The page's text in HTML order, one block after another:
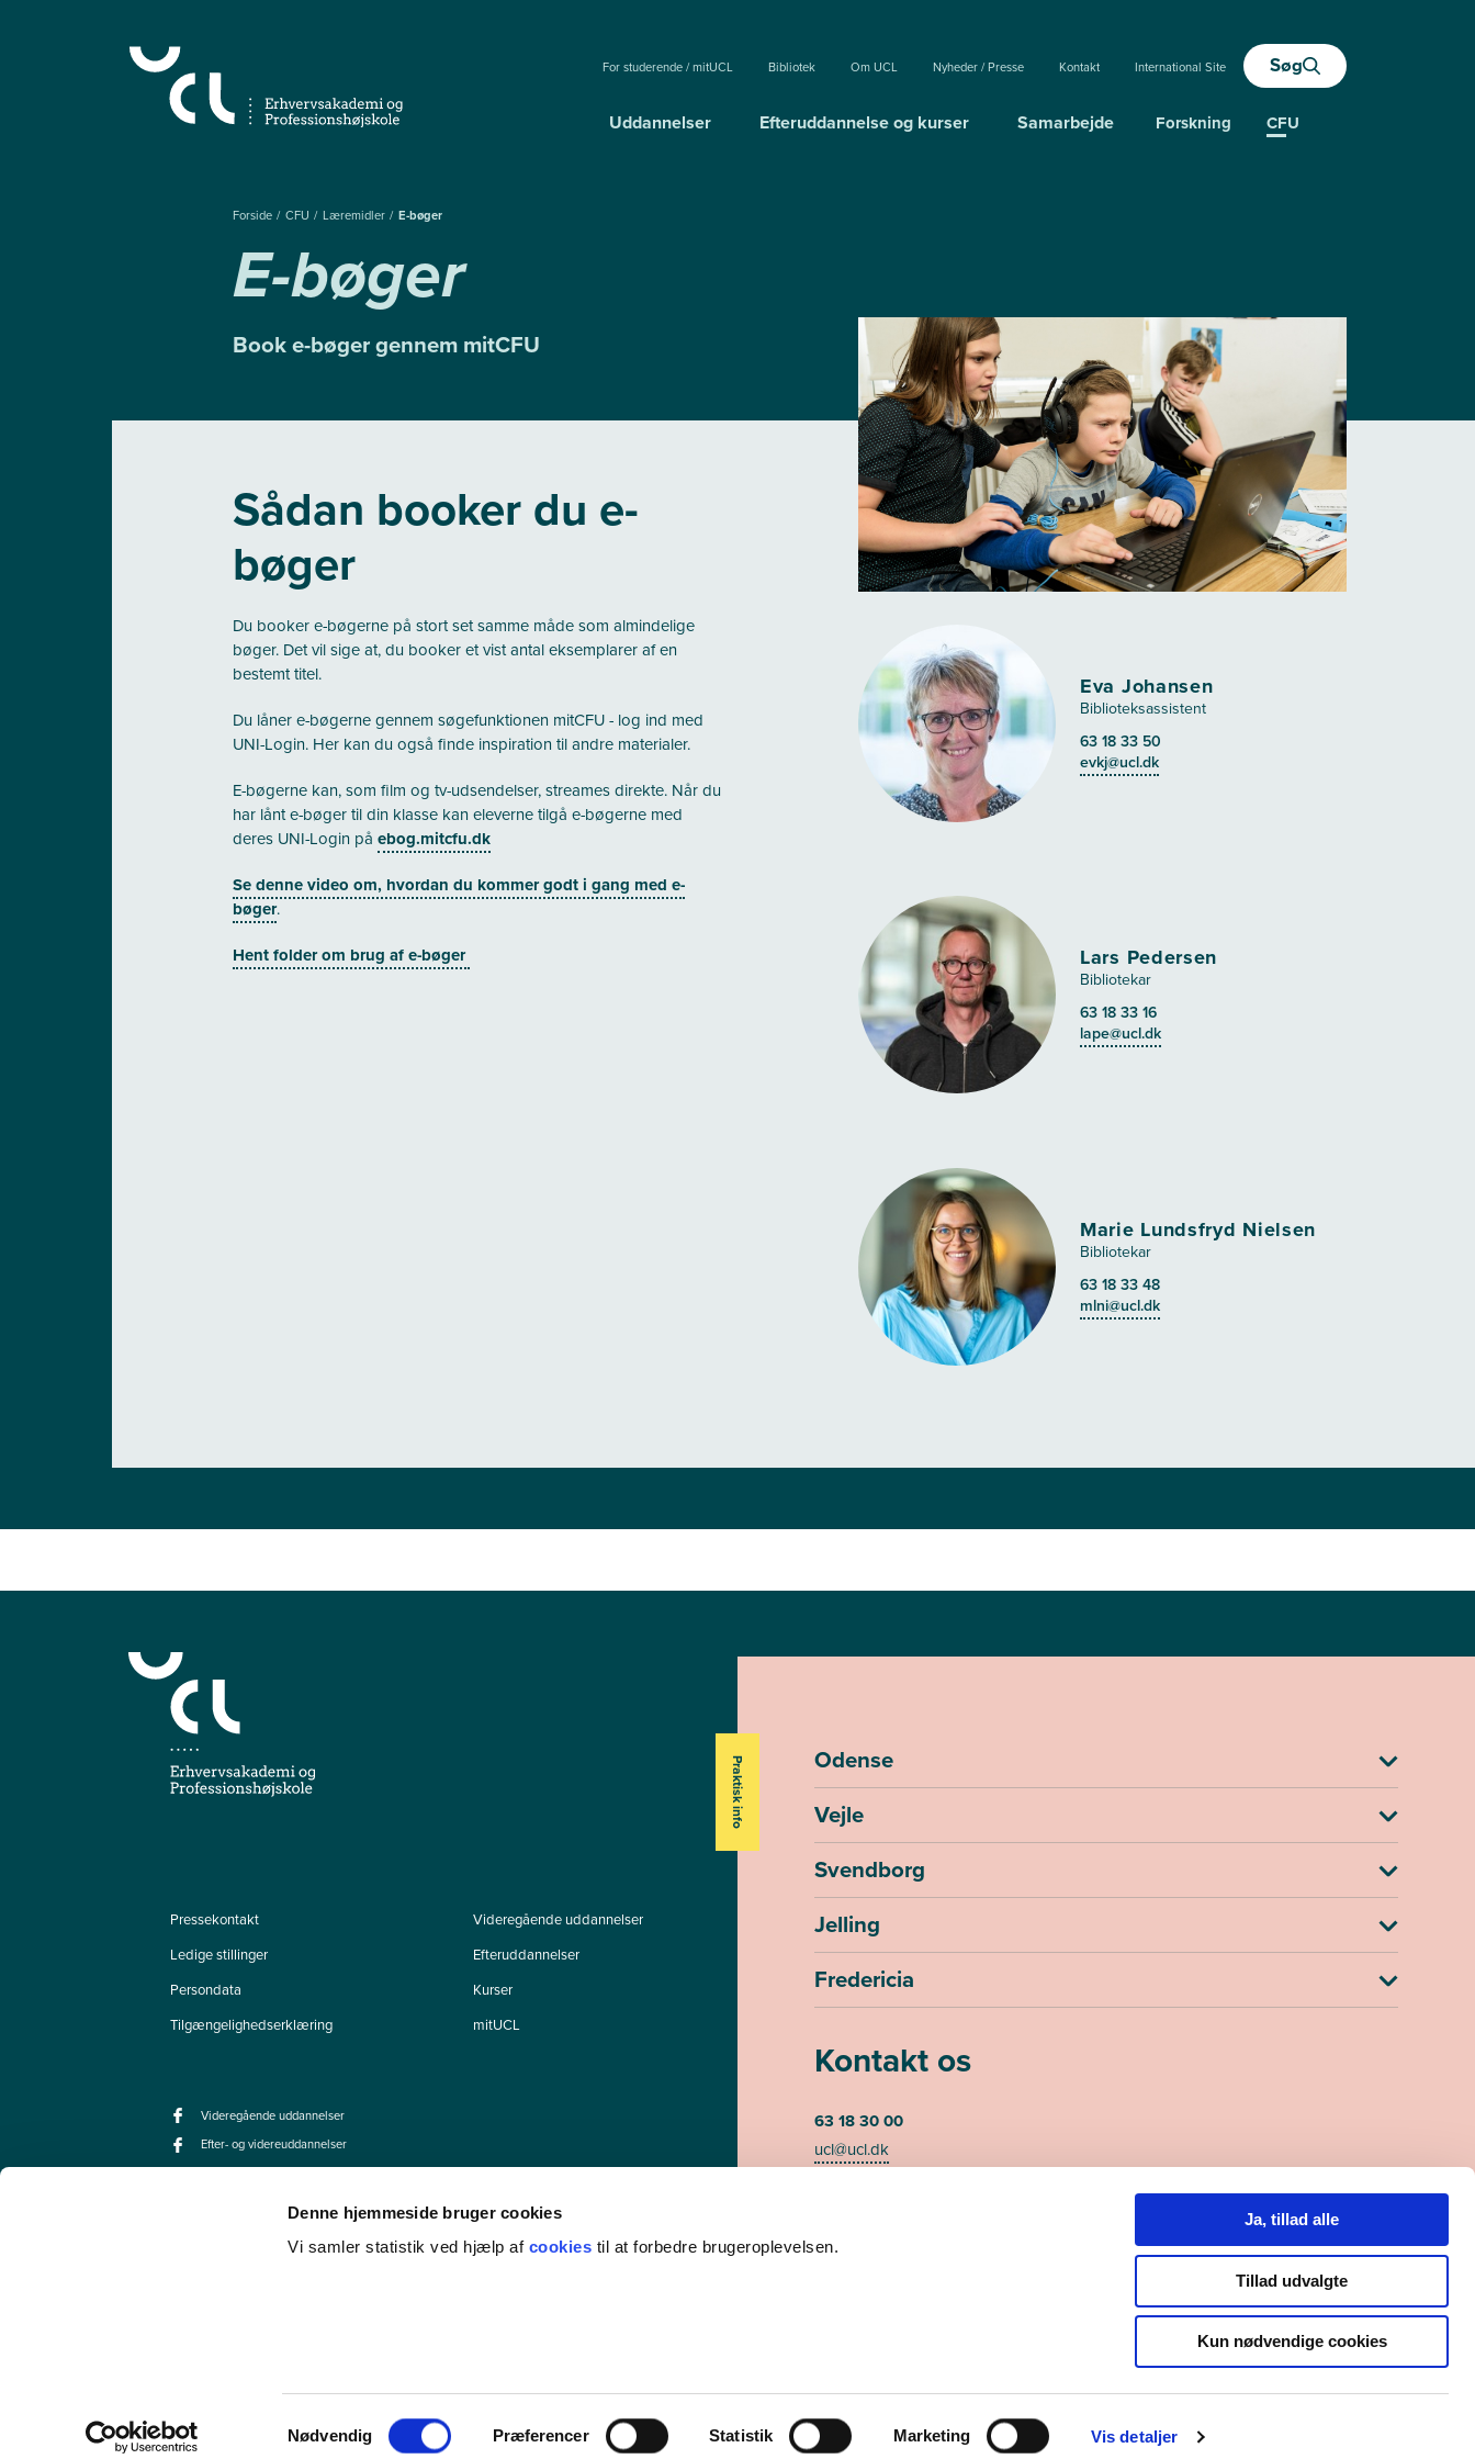
Denne hjemmeside bruger cookies
Vi samler statistik ved hjælp af cookies til at forbedre brugeroplevelsen.
Samtykkevalg
Nødvendig Præferencer Statistik Marketing Vis detaljer
Ja, tillad alle
Tillad udvalgte
Kun nødvendige cookies
For studerende / mitUCL Bibliotek Om UCL Nyheder / Presse Kontakt International Site Søg
Uddannelser Efteruddannelse og kurser Samarbejde Forskning CFU
Forside CFU Læremidler E-bøger
E-bøger
Book e-bøger gennem mitCFU
Sådan booker du e-
bøger
Du booker e-bøgerne på stort set samme måde som almindelige
bøger. Det vil sige at, du booker et vist antal eksemplarer af en
bestemt titel.
Du låner e-bøgerne gennem søgefunktionen mitCFU - log ind med
UNI-Login. Her kan du også finde inspiration til andre materialer.
E-bøgerne kan, som film og tv-udsendelser, streames direkte. Når du
har lånt e-bøger til din klasse kan eleverne tilgå e-bøgerne med
deres UNI-Login på ebog.mitcfu.dk
Se denne video om, hvordan du kommer godt i gang med e-
bøger.
Hent folder om brug af e-bøger
Eva Johansen
Biblioteksassistent
63 18 33 50
evkj@ucl.dk
Lars Pedersen
Bibliotekar
63 18 33 16
lape@ucl.dk
Marie Lundsfryd Nielsen
Bibliotekar
63 18 33 48
mlni@ucl.dk
Pressekontakt
Ledige stillinger
Persondata
Tilgængelighedserklæring
Videregående uddannelser
Efteruddannelser
Kurser
mitUCL
Videregående uddannelser
Efter- og videreuddannelser
Praktisk info
Odense
Vejle
Svendborg
Jelling
Fredericia
Kontakt os
63 18 30 00
ucl@ucl.dk
CVR-nummer 30859480
© 2026 UCL Erhvervsakademi og Professionshøjskole